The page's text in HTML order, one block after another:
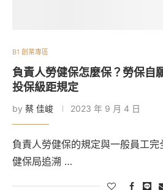
B1 創業專區
負責人勞健保怎麼保？勞保自
投保級距規定
by 蔡 佳峻 2023 年 9 月 4 日
負責人勞健保的規定與一般員工
健保局追溯 …